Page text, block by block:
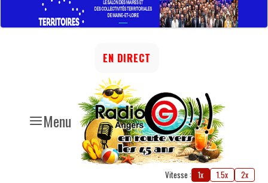
Menu
EN DIRECT
Vitesse : 1x 1.5x 2x